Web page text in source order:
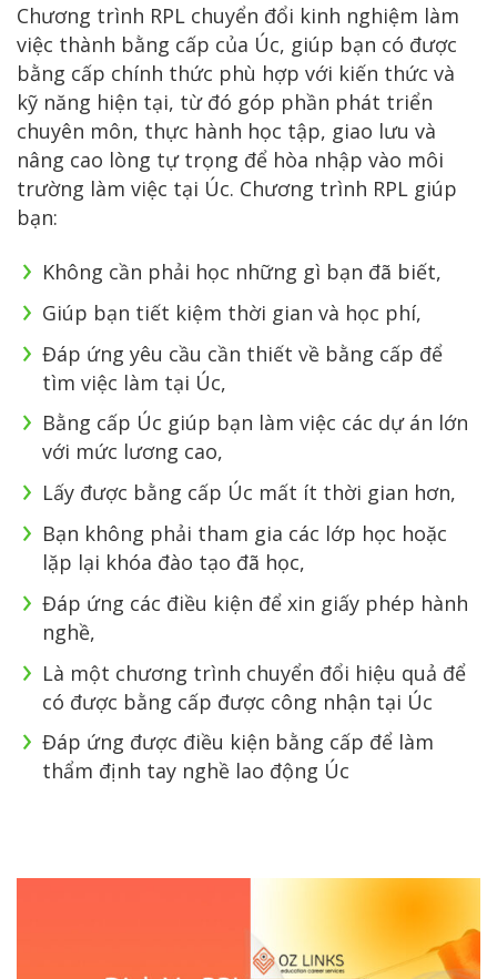
Chương trình RPL chuyển đổi kinh nghiệm làm
việc thành bằng cấp của Úc, giúp bạn có được
bằng cấp chính thức phù hợp với kiến ​​thức và
kỹ năng hiện tại, từ đó góp phần phát triển
chuyên môn, thực hành học tập, giao lưu và
nâng cao lòng tự trọng để hòa nhập vào môi
trường làm việc tại Úc. Chương trình RPL giúp
bạn:
Không cần phải học những gì bạn đã biết,
Giúp bạn tiết kiệm thời gian và học phí,
Đáp ứng yêu cầu cần thiết về bằng cấp để
tìm việc làm tại Úc,
Bằng cấp Úc giúp bạn làm việc các dự án lớn
với mức lương cao,
Lấy được bằng cấp Úc mất ít thời gian hơn,
Bạn không phải tham gia các lớp học hoặc
lặp lại khóa đào tạo đã học,
Đáp ứng các điều kiện để xin giấy phép hành
nghề,
Là một chương trình chuyển đổi hiệu quả để
có được bằng cấp được công nhận tại Úc
Đáp ứng được điều kiện bằng cấp để làm
thẩm định tay nghề lao động Úc